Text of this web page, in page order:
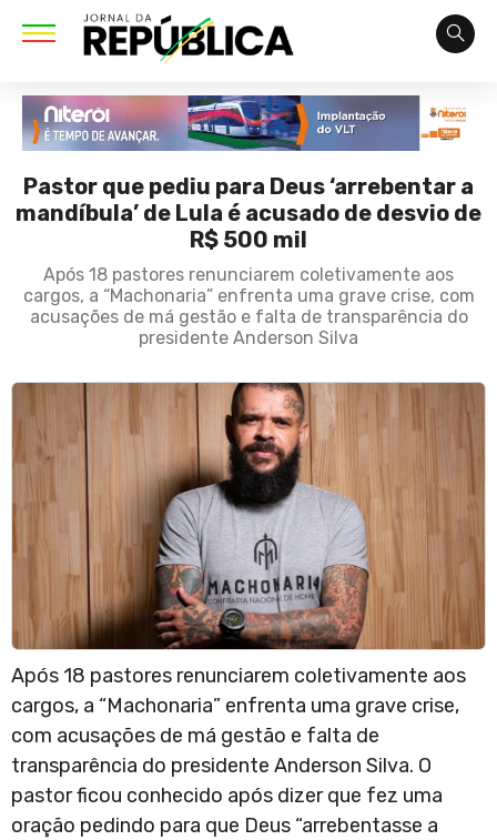
Pastor que pediu para Deus ‘arrebentar a
mandíbula’ de Lula é acusado de desvio de
R$ 500 mil
Após 18 pastores renunciarem coletivamente aos
cargos, a “Machonaria” enfrenta uma grave crise, com
acusações de má gestão e falta de transparência do
presidente Anderson Silva
Após 18 pastores renunciarem coletivamente aos
cargos, a “Machonaria” enfrenta uma grave crise,
com acusações de má gestão e falta de
transparência do presidente Anderson Silva. O
pastor ficou conhecido após dizer que fez uma
oração pedindo para que Deus “arrebentasse a